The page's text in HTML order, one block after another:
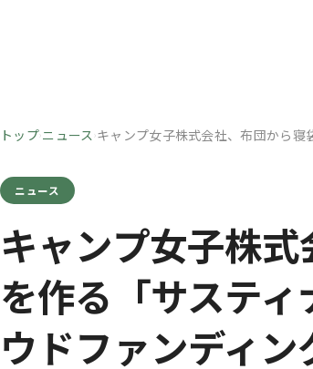
トップ›ニュース ›キャンプ女子株式会社、布団から
ニュース
キャンプ女子株
を作る「サステ
ウドファンディ